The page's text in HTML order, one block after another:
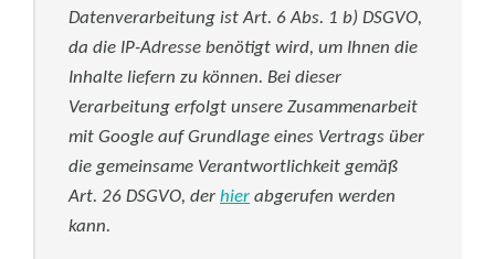
Datenverarbeitung ist Art. 6 Abs. 1 b) DSGVO,
da die IP-Adresse benötigt wird, um Ihnen die
Inhalte liefern zu können. Bei dieser
Verarbeitung erfolgt unsere Zusammenarbeit
mit Google auf Grundlage eines Vertrags über
die gemeinsame Verantwortlichkeit gemäß
Art. 26 DSGVO, der hier abgerufen werden
kann.